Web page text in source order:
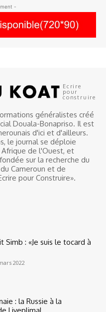
-
Ecrire
pour
construire
généralistes créé
Douala-Bonapriso. Il est
d'ici et d'ailleurs.
le journal se déploie
de l'Ouest, et
sur la recherche du
Cameroun et de
pour Construire».
Simb : «Je suis le tocard à
2022
: la Russie à la
Liyeplimal